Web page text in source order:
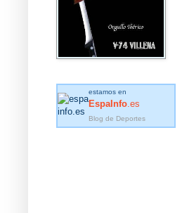
estamos en
EspaInfo .es
Blog de Deportes